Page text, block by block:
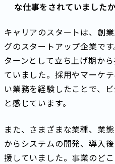
な仕事をされていました
キャリアのスタートは、創
グのスタートアップ企業で
ターンとして立ち上げ期か
ていました。採用やマーケ
い業務を経験したことで、
と感じています。
また、さまざまな業種、業
からシステムの開発、導入
援していました。事業のど